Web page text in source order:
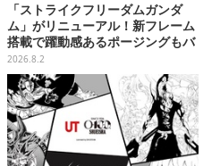
「ストライクフリーダムガンダ
ム」がリニューアル！新フレーム
搭載で躍動感あるポージングもバ
ッチリ
2026.8.2